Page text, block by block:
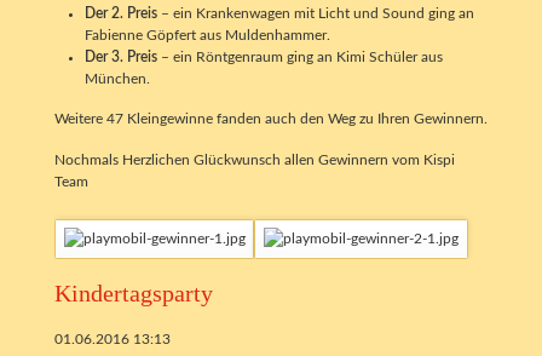
Der 2. Preis– ein Krankenwagen mit Licht und Sound ging an
Fabienne Göpfert aus Muldenhammer.
Der 3. Preis– ein Röntgenraum ging an Kimi Schüler aus
München.
Weitere 47 Kleingewinne fanden auch den Weg zu Ihren Gewinnern.
Nochmals Herzlichen Glückwunsch allen Gewinnern vom Kispi
Team
Kindertagsparty
01.06.2016 13:13